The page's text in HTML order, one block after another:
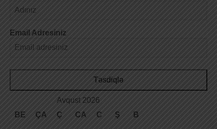
Email Adresiniz
Təsdiqlə
Avqust 2026
BE
ÇA Ç CA C Ş B